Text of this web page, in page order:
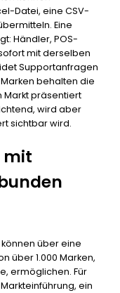
Datei, eine CSV-
Eine
Händler, POS-
mit derselben
Supportanfragen
behalten die
Markt präsentiert
wird aber
sichtbar wird.
mit
über eine
über 1.000 Marken,
ermöglichen. Für
ein